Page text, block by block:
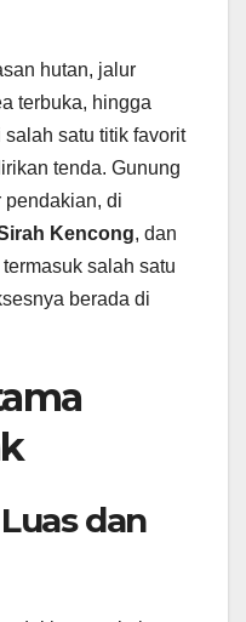
hutan, jalur
terbuka, hingga
satu titik favorit
tenda. Gunung
di
Kencong, dan
salah satu
berada di
dan